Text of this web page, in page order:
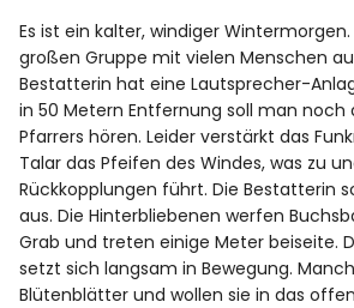
Es ist ein kalter, windiger
großen Gruppe mit vielen Menschen
Bestatterin hat eine Lautsprecher-
in 50 Metern Entfernung soll man noch
Pfarrers hören. Leider verstärkt das
Talar das Pfeifen des Windes, was zu
Rückkopplungen führt. Die Bestatterin
aus. Die Hinterbliebenen werfen
Grab und treten einige Meter beiseite.
setzt sich langsam in Bewegung.
Blütenblätter und wollen sie in das